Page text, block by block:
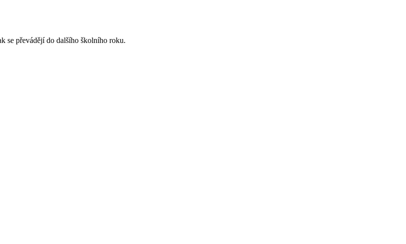
se převádějí do dalšího školního roku.